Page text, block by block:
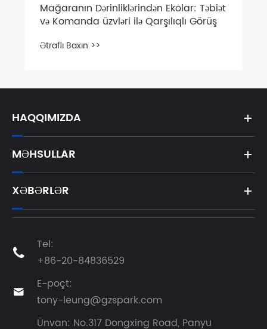
Mağaranın Dərinliklərindən Ekolar: Təbiət
və Komanda üzvləri ilə Qarşılıqlı Görüş
Ətraflı Baxın >>
HAQQIMIZDA
MƏHSULLAR
XƏBƏRLƏR

Tel:
+86-20-84836529

E-poçt:
tony-leung@gzspark.com
Ünvan: No.317 Dongxing Road, Panyu